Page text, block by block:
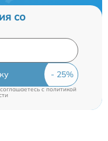
со
cполитикой